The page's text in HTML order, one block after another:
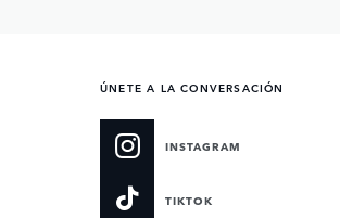
ÚNETE A LA CONVERSACIÓN
INSTAGRAM
TIKTOK